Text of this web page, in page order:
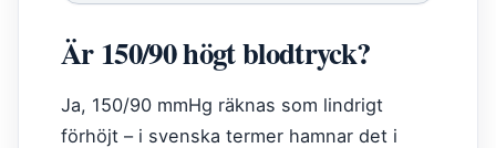
Är 150/90 högt blodtryck?
Ja, 150/90 mmHg räknas som lindrigt
förhöjt – i svenska termer hamnar det i